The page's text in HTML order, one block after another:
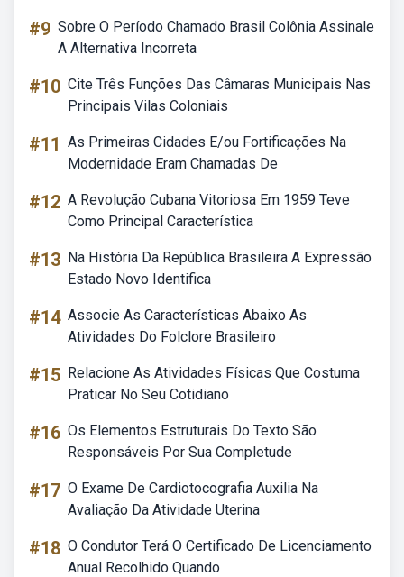
#9 Sobre O Período Chamado Brasil Colônia Assinale
A Alternativa Incorreta
#10 Cite Três Funções Das Câmaras Municipais Nas
Principais Vilas Coloniais
#11 As Primeiras Cidades E/ou Fortificações Na
Modernidade Eram Chamadas De
#12 A Revolução Cubana Vitoriosa Em 1959 Teve
Como Principal Característica
#13 Na História Da República Brasileira A Expressão
Estado Novo Identifica
#14 Associe As Características Abaixo As
Atividades Do Folclore Brasileiro
#15 Relacione As Atividades Físicas Que Costuma
Praticar No Seu Cotidiano
#16 Os Elementos Estruturais Do Texto São
Responsáveis Por Sua Completude
#17 O Exame De Cardiotocografia Auxilia Na
Avaliação Da Atividade Uterina
#18 O Condutor Terá O Certificado De Licenciamento
Anual Recolhido Quando